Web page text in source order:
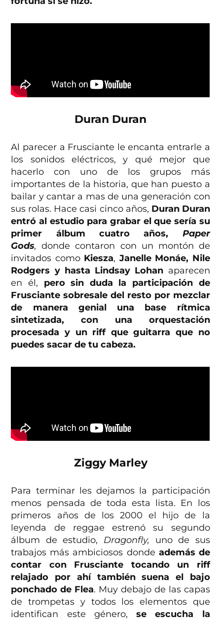
Duran Duran
Al parecer a Frusciante le encanta entrarle a
los sonidos eléctricos, y qué mejor que
hacerlo con uno de los grupos más
importantes de la historia, que han puesto a
bailar y cantar a mas de una generación con
sus rolas. Hace casi cinco años, Duran Duran
entró al estudio para grabar el que sería su
primer álbum cuatro años, Paper
Gods,donde contaron con un montón de
invitados como Kiesza, Janelle Monáe, Nile
Rodgers y hasta Lindsay Lohan aparecen
en él, pero sin duda la participación de
Frusciante sobresale del resto por mezclar
de manera genial una base rítmica
sintetizada, con una orquestación
procesada y un riff que guitarra que no
puedes sacar de tu cabeza.
Ziggy Marley
Para terminar les dejamos la participación
menos pensada de toda esta lista. En los
primeros años de los 2000 el hijo de la
leyenda de reggae estrenó su segundo
álbum de estudio, Dragonfly, uno de sus
trabajos más ambiciosos donde además de
contar con Frusciante tocando un riff
relajado por ahí también suena el bajo
ponchado de Flea. Muy debajo de las capas
de trompetas y todos los elementos que
identifican este género,se escucha la